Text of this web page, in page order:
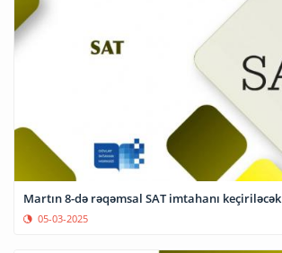
Martın 8-də rəqəmsal SAT imtahanı keçiriləcək
05-03-2025